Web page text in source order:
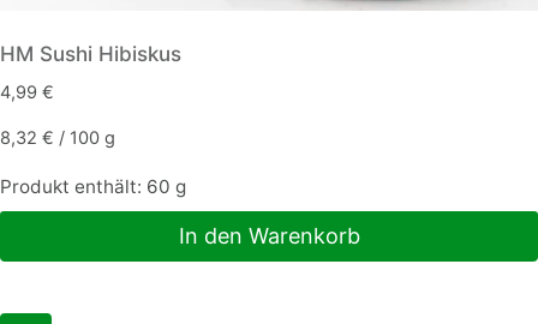
HM Sushi Hibiskus
4,99 €
8,32 € / 100 g
Produkt enthält: 60 g
In den Warenkorb